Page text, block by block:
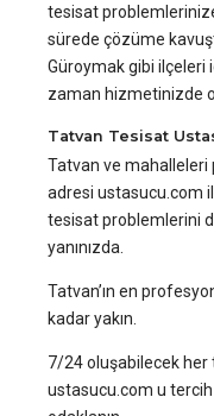
tesisat
sürede çözüme
Güroymak gibi ilçeleri
zaman hizmetinizde
Tatvan Tesisat
Tatvan ve mahalleleri
adresi ustasucu.com
tesisat problemlerini
yanınızda.
Tatvan’ın en
kadar yakın.
7/24 oluşabilecek her
ustasucu.com u tercih